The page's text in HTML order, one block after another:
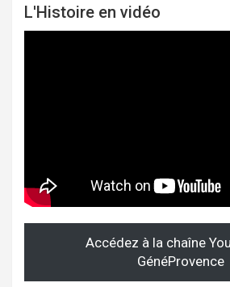
L'Histoire en vidéo
Accédez à la chaîne
GénéProvence